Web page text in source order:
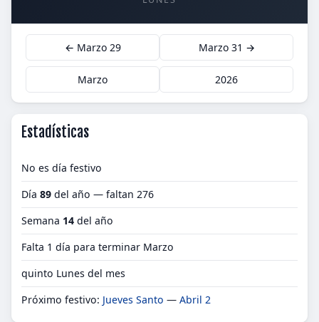
← Marzo 29 Marzo 31 →
Marzo 2026
Estadísticas
No es día festivo
Día 89 del año — faltan 276
Semana 14 del año
Falta 1 día para terminar Marzo
quinto Lunes del mes
Próximo festivo: Jueves Santo — Abril 2